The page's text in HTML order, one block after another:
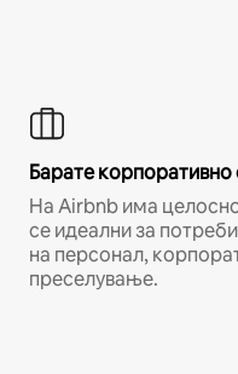
Барате
На Airbnb има
се идеални за
на персонал,
преселување.